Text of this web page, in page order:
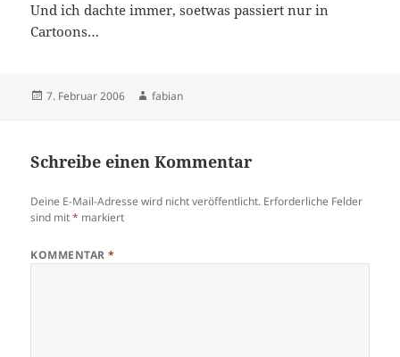
Und ich dachte immer, soetwas passiert nur in
Cartoons…
Veröffentlicht
7. Februar 2006 Autor
fabian
Schreibe einen Kommentar
Deine E-Mail-Adresse wird nicht veröffentlicht. Erforderliche Felder
sind mit* markiert
KOMMENTAR*